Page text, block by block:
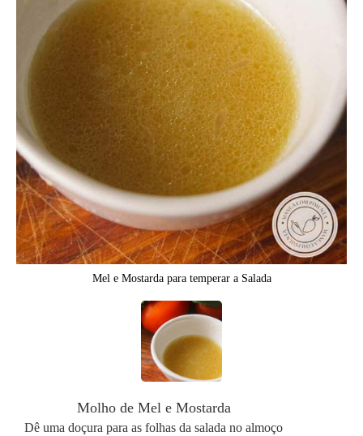
Mel e Mostarda para temperar a Salada
Molho de Mel e Mostarda
Dê uma doçura para as folhas da salada no almoço